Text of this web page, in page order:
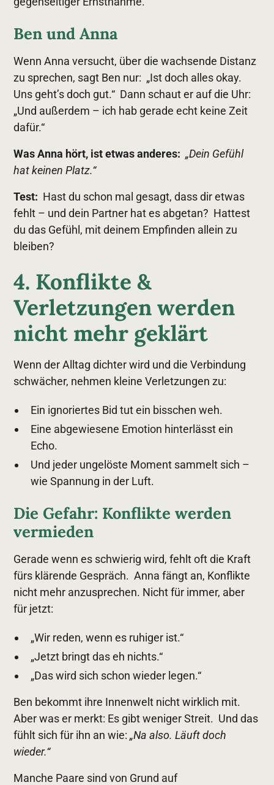
Ben und Anna
Wenn Anna versucht, über die wachsende Distanz
zu sprechen, sagt Ben nur: „Ist doch alles okay.
Uns geht’s doch gut.“ Dann schaut er auf die Uhr:
„Und außerdem – ich hab gerade echt keine Zeit
dafür.“
Was Anna hört, ist etwas anderes: „Dein Gefühl
hat keinen Platz.“
Test: Hast du schon mal gesagt, dass dir etwas
fehlt – und dein Partner hat es abgetan? Hattest
du das Gefühl, mit deinem Empfinden allein zu
bleiben?
4. Konflikte &
Verletzungen werden
nicht mehr geklärt
Wenn der Alltag dichter wird und die Verbindung
schwächer, nehmen kleine Verletzungen zu:
Ein ignoriertes Bid tut ein bisschen weh.
Eine abgewiesene Emotion hinterlässt ein
Echo.
Und jeder ungelöste Moment sammelt sich –
wie Spannung in der Luft.
Die Gefahr: Konflikte werden
vermieden
Gerade wenn es schwierig wird, fehlt oft die Kraft
fürs klärende Gespräch. Anna fängt an, Konflikte
nicht mehr anzusprechen. Nicht für immer, aber
für jetzt:
„Wir reden, wenn es ruhiger ist.“
„Jetzt bringt das eh nichts.“
„Das wird sich schon wieder legen.“
Ben bekommt ihre Innenwelt nicht wirklich mit.
Aber was er merkt: Es gibt weniger Streit. Und das
fühlt sich für ihn an wie:„Na also. Läuft doch
wieder.“
Manche Paare sind von Grund auf